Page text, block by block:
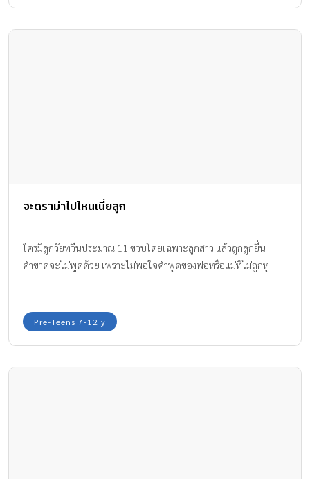
จะดราม่าไปไหนเนี่ยลูก
ใครมีลูกวัยทวีนประมาณ 11 ขวบโดยเฉพาะลูกสาว แล้วถูกลูกยื่น
คำขาดจะไม่พูดด้วย เพราะไม่พอใจคำพูดของพ่อหรือแม่ที่ไม่ถูกหู
Pre-Teens 7-12 y